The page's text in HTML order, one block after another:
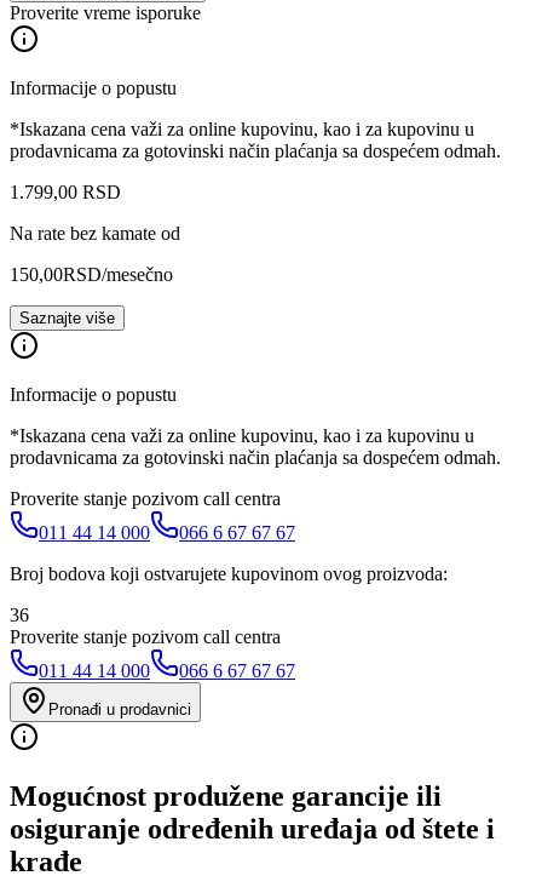
Proverite vreme isporuke
Informacije o popustu
*Iskazana cena važi za online kupovinu, kao i za kupovinu u
prodavnicama za gotovinski način plaćanja sa dospećem odmah.
1.799,00 RSD
Na rate bez kamate od
150,00RSD/mesečno
Saznajte više
Informacije o popustu
*Iskazana cena važi za online kupovinu, kao i za kupovinu u
prodavnicama za gotovinski način plaćanja sa dospećem odmah.
Proverite stanje pozivom call centra
011 44 14 000
066 6 67 67 67
Broj bodova koji ostvarujete kupovinom ovog proizvoda:
36
Proverite stanje pozivom call centra
011 44 14 000
066 6 67 67 67
Pronađi u prodavnici
Mogućnost produžene garancije ili
osiguranje određenih uređaja od štete i
krađe